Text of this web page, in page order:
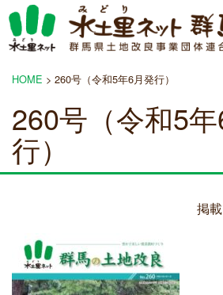
HOME > 260号（令和5年6月発行）
260号（令和5
行）
掲